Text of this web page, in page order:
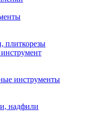
плиткорезы
инструменты
надфили